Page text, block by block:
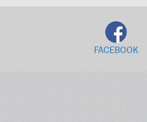
FACEBOOK